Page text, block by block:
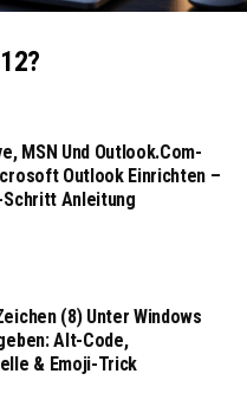
MSN Und Outlook.com-
Outlook Einrichten –
Anleitung
(8) Unter Windows
Alt-Code,
& Emoji-Trick